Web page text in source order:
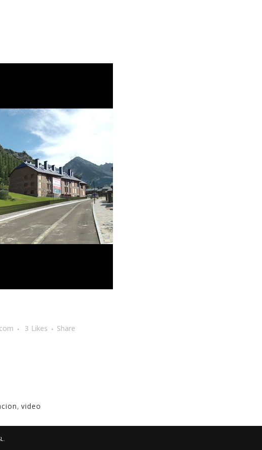
3 Likes Share
, video